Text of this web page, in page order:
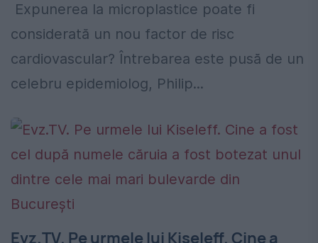
Expunerea la microplastice poate fi
considerată un nou factor de risc
cardiovascular? Întrebarea este pusă de un
celebru epidemiolog, Philip...
Evz.TV. Pe urmele lui Kiseleff. Cine a